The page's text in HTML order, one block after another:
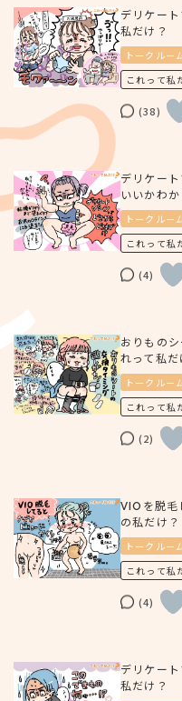
デリケー
私だけ？
トークルー
これって私
(38)
デリケー
いいかわ
トークルー
これって私
(4)
おりもの
れって私だ
トークルー
これって私
(2)
VIOを脱毛
の私だけ？
トークルー
これって私
(4)
デリケー
私だけ？